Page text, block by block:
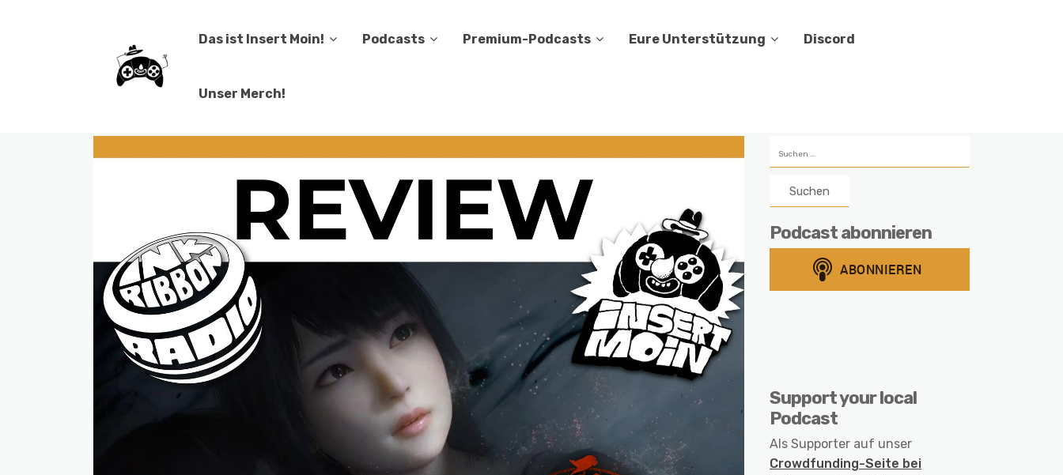
Das ist Insert Moin! Podcasts Premium-Podcasts Eure Unterstützung Discord
Unser Merch!
nach:
Podcast abonnieren
Support your local
Podcast
Als Supporter auf unser
Crowdfunding-Seite bei